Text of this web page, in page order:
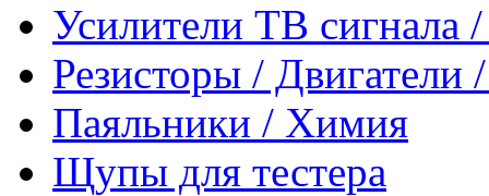
Усилители ТВ сигнала
Резисторы /
Паяльники / Химия
Щупы для тестера